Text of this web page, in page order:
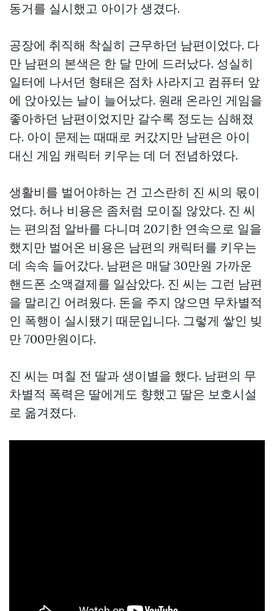
동거를 실시했고 아이가 생겼다.
공장에 취직해 착실히 근무하던 남편이었다. 다
만 남편의 본색은 한 달 만에 드러났다. 성실히
일터에 나서던 형태은 점차 사라지고 컴퓨터 앞
에 앉아있는 날이 늘어났다. 원래 온라인 게임을
좋아하던 남편이었지만 갈수록 정도는 심해졌
다. 아이 문제는 때때로 커갔지만 남편은 아이
대신 게임 캐릭터 키우는 데 더 전념하였다.
생활비를 벌어야하는 건 고스란히 진 씨의 몫이
었다. 허나 비용은 좀처럼 모이질 않았다. 진 씨
는 편의점 알바를 다니며 20기한 연속으로 일을
했지만 벌어온 비용은 남편의 캐릭터를 키우는
데 속속 들어갔다. 남편은 매달 30만원 가까운
핸드폰 소액결제를 일삼았다. 진 씨는 그런 남편
을 말리긴 어려웠다. 돈을 주지 않으면 무차별적
인 폭행이 실시됐기 때문입니다. 그렇게 쌓인 빚
만 700만원이다.
진 씨는 며칠 전 딸과 생이별을 했다. 남편의 무
차별적 폭력은 딸에게도 향했고 딸은 보호시설
로 옮겨졌다.